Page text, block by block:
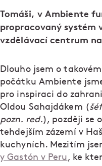
Tomáši, v Ambiente
propracovaný systém
vzdělávací centrum
Dlouho jsem o
počátku Ambiente
pro inspiraci do
Oldou Sahajdákem (
pozn. red.), později se
tehdejším zázemí v
kuchyních. Mezitím
y Gastón v Peru, ke